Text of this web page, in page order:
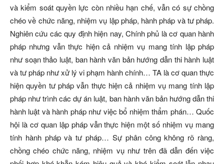
và kiểm soát quyền lực còn nhiều hạn chế, vẫn có sự chồng
chéo về chức năng, nhiệm vụ lập pháp, hành pháp và tư pháp.
Nghiên cứu các quy định hiện nay, Chính phủ là cơ quan hành
pháp nhưng vẫn thực hiện cả nhiệm vụ mang tính lập pháp
như soạn thảo luật, ban hành văn bản hướng dẫn thi hành luật
và tư pháp như xử lý vi phạm hành chính… TA là cơ quan thực
hiện quyền tư pháp vẫn thực hiện cả nhiệm vụ mang tính lập
pháp như trình các dự án luật, ban hành văn bản hướng dẫn thi
hành luật và hành pháp như việc bổ nhiệm thẩm phán… Quốc
hội là cơ quan lập pháp vẫn thực hiện một số nhiệm vụ mang
tính hành pháp và tư pháp… Sự phân công không rõ ràng,
chồng chéo chức năng, nhiệm vụ như trên đã dẫn đến việc